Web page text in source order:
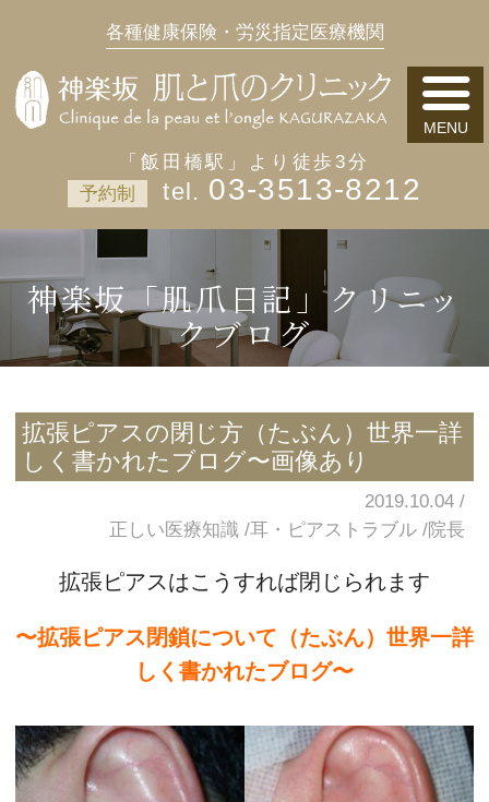
各種健康保険・労災指定医療機関
「飯田橋駅」より徒歩3分
予約制
03-3513-8212
神楽坂「肌爪日記」クリニッ
クブログ
拡張ピアスの閉じ方（たぶん）世界一詳
しく書かれたブログ〜画像あり
2019.10.04
正しい医療知識 耳・ピアストラブル 院長
拡張ピアスはこうすれば閉じられます
〜拡張ピアス閉鎖について（たぶん）世界一詳
しく書かれたブログ〜